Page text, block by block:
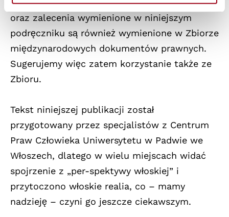
oraz zalecenia wymienione w niniejszym
podręczniku są również wymienione w Zbiorze
międzynarodowych dokumentów prawnych.
Sugerujemy więc zatem korzystanie także ze
Zbioru.
Tekst niniejszej publikacji został
przygotowany przez specjalistów z Centrum
Praw Człowieka Uniwersytetu w Padwie we
Włoszech, dlatego w wielu miejscach widać
spojrzenie z „per-spektywy włoskiej” i
przytoczono włoskie realia, co – mamy
nadzieję – czyni go jeszcze ciekawszym.